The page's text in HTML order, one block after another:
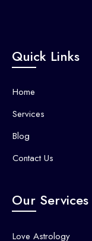
Quick Links
Home
Services
Blog
Contact Us
Our Services
Love Astrology